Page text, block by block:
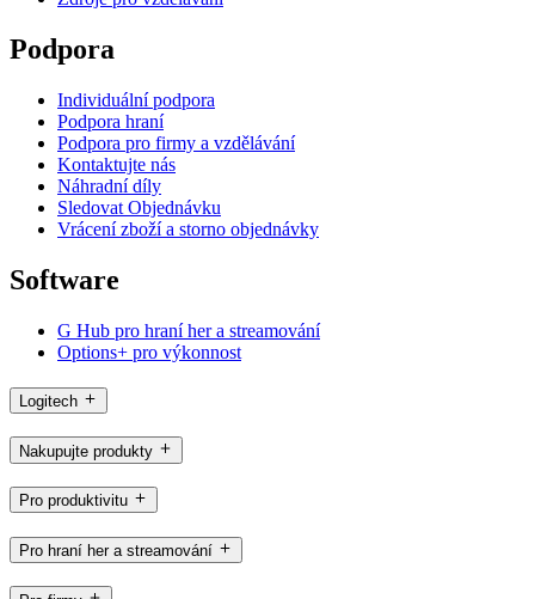
Podpora
Individuální podpora
Podpora hraní
Podpora pro firmy a vzdělávání
Kontaktujte nás
Náhradní díly
Sledovat Objednávku
Vrácení zboží a storno objednávky
Software
G Hub pro hraní her a streamování
Options+ pro výkonnost
Logitech
Nakupujte produkty
Pro produktivitu
Pro hraní her a streamování